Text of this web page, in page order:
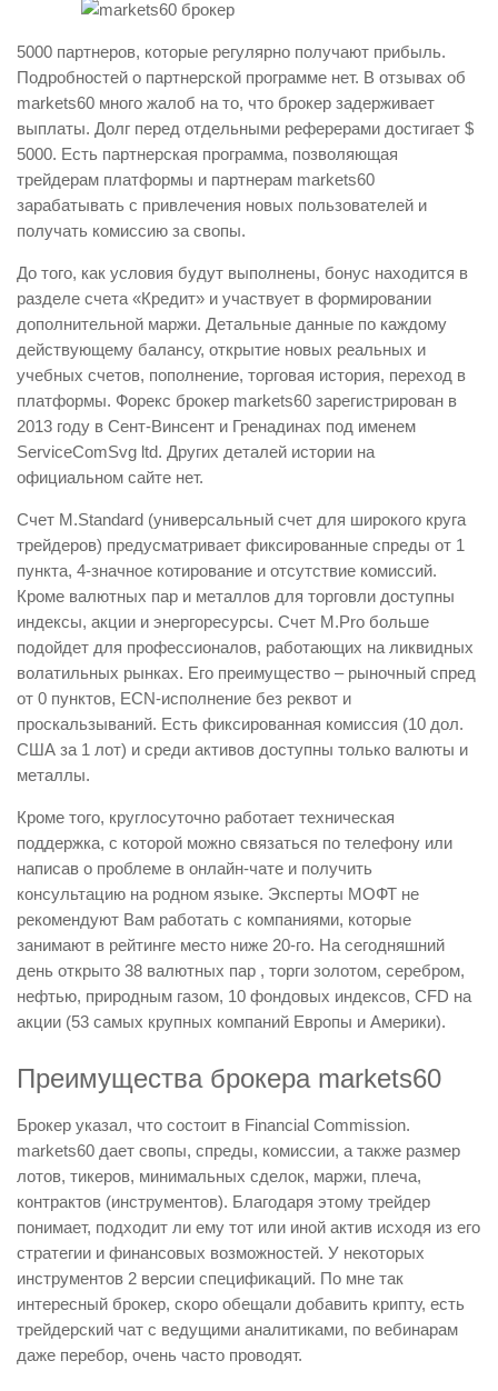
5000 партнеров, которые регулярно получают прибыль.
Подробностей о партнерской программе нет. В отзывах об
markets60 много жалоб на то, что брокер задерживает
выплаты. Долг перед отдельными реферерами достигает $
5000. Есть партнерская программа, позволяющая
трейдерам платформы и партнерам markets60
зарабатывать с привлечения новых пользователей и
получать комиссию за свопы.
До того, как условия будут выполнены, бонус находится в
разделе счета «Кредит» и участвует в формировании
дополнительной маржи. Детальные данные по каждому
действующему балансу, открытие новых реальных и
учебных счетов, пополнение, торговая история, переход в
платформы. Форекс брокер markets60 зарегистрирован в
2013 году в Сент-Винсент и Гренадинах под именем
ServiceComSvg ltd. Других деталей истории на
официальном сайте нет.
Счет M.Standard (универсальный счет для широкого круга
трейдеров) предусматривает фиксированные спреды от 1
пункта, 4-значное котирование и отсутствие комиссий.
Кроме валютных пар и металлов для торговли доступны
индексы, акции и энергоресурсы. Счет M.Pro больше
подойдет для профессионалов, работающих на ликвидных
волатильных рынках. Его преимущество – рыночный спред
от 0 пунктов, ECN-исполнение без реквот и
проскальзываний. Есть фиксированная комиссия (10 дол.
США за 1 лот) и среди активов доступны только валюты и
металлы.
Кроме того, круглосуточно работает техническая
поддержка, с которой можно связаться по телефону или
написав о проблеме в онлайн-чате и получить
консультацию на родном языке. Эксперты МОФТ не
рекомендуют Вам работать с компаниями, которые
занимают в рейтинге место ниже 20-го. На сегодняшний
день открыто 38 валютных пар , торги золотом, серебром,
нефтью, природным газом, 10 фондовых индексов, CFD на
акции (53 самых крупных компаний Европы и Америки).
Преимущества брокера markets60
Брокер указал, что состоит в Financial Commission.
markets60 дает свопы, спреды, комиссии, а также размер
лотов, тикеров, минимальных сделок, маржи, плеча,
контрактов (инструментов). Благодаря этому трейдер
понимает, подходит ли ему тот или иной актив исходя из его
стратегии и финансовых возможностей. У некоторых
инструментов 2 версии спецификаций. По мне так
интересный брокер, скоро обещали добавить крипту, есть
трейдерский чат с ведущими аналитиками, по вебинарам
даже перебор, очень часто проводят.